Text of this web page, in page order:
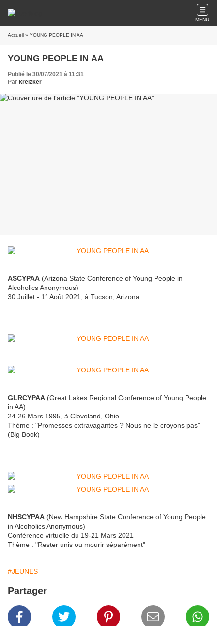
MENU
Accueil » YOUNG PEOPLE IN AA
YOUNG PEOPLE IN AA
Publié le 30/07/2021 à 11:31
Par kreizker
ASCYPAA (Arizona State Conference of Young People in
Alcoholics Anonymous)
30 Juillet - 1° Août 2021, à Tucson, Arizona
GLRCYPAA (Great Lakes Regional Conference of Young People
in AA)
24-26 Mars 1995, à Cleveland, Ohio
Thème : "Promesses extravagantes ? Nous ne le croyons pas"
(Big Book)
NHSCYPAA (New Hampshire State Conference of Young People
in Alcoholics Anonymous)
Conférence virtuelle du 19-21 Mars 2021
Thème : "Rester unis ou mourir séparément"
#JEUNES
Partager